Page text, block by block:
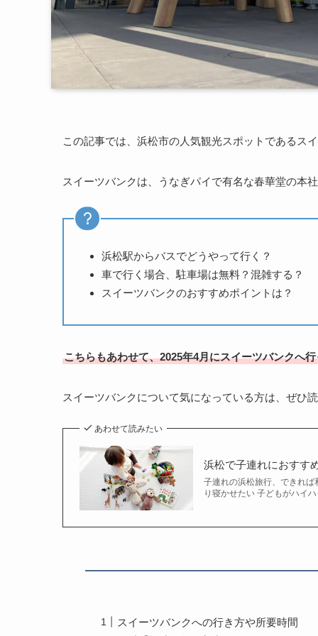
この記事では、浜松市の人気観光スポットであるス
スイーツバンクは、うなぎパイで有名な春華堂の本
浜松駅からバスでどうやって行く？
車で行く場合、駐車場は無料？混雑する？
スイーツバンクのおすすめポイントは？
こちらもあわせて、2025年4月にスイーツバンクへ
スイーツバンクについて気になっている方は、ぜひ
あわせて読みたい
浜松で子連れにおすす
子連れの浜松旅行、できれ
り寝かせたい 子どもがハイ
スイーツバンクへの行き方や所要時間